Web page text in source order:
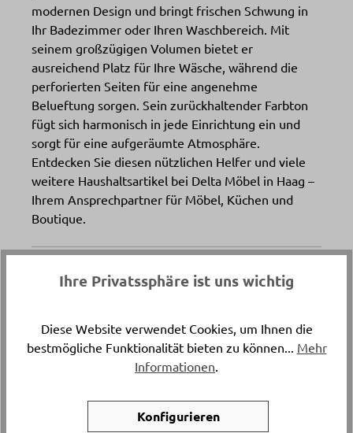
modernen Design und bringt frischen Schwung in
Ihr Badezimmer oder Ihren Waschbereich. Mit
seinem großzügigen Volumen bietet er
ausreichend Platz für Ihre Wäsche, während die
perforierten Seiten für eine angenehme
Belueftung sorgen. Sein zurückhaltender Farbton
fügt sich harmonisch in jede Einrichtung ein und
sorgt für eine aufgeräumte Atmosphäre.
Entdecken Sie diesen nützlichen Helfer und viele
weitere Haushaltsartikel bei Delta Möbel in Haag –
Ihrem Ansprechpartner für Möbel, Küchen und
Boutique.
22265.1.
Versand & Lieferung
Abholung
Artikelfarbe
Ihre Privatssphäre ist uns wichtig
Diese Website verwendet Cookies, um Ihnen die
bestmögliche Funktionalität bieten zu können... Mehr
Informationen.
Konfigurieren